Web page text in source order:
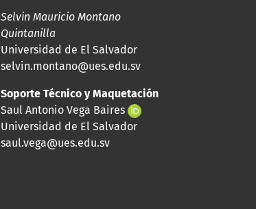
Selvin Mauricio Montano
Quintanilla
Universidad de El Salvador
selvin.montano@ues.edu.sv
Soporte Técnico y Maquetación
Saul Antonio Vega Baires
Universidad de El Salvador
saul.vega@ues.edu.sv